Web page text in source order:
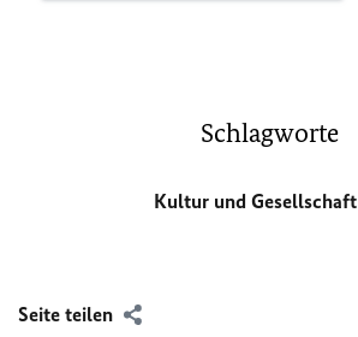
Schlagworte
Kultur und Gesellschaft
Seite teilen